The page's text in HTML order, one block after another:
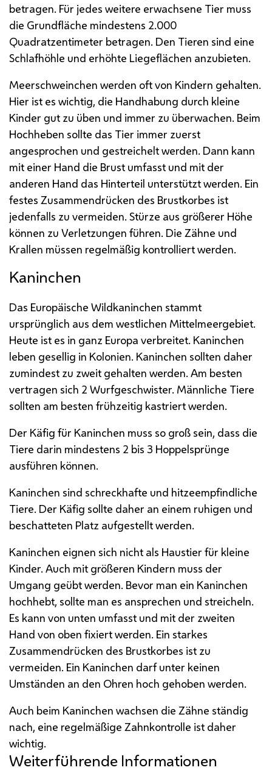
betragen. Für jedes weitere erwachsene Tier muss
die Grundfläche mindestens 2.000
Quadratzentimeter betragen. Den Tieren sind eine
Schlafhöhle und erhöhte Liegeflächen anzubieten.
Meerschweinchen werden oft von Kindern gehalten.
Hier ist es wichtig, die Handhabung durch kleine
Kinder gut zu üben und immer zu überwachen. Beim
Hochheben sollte das Tier immer zuerst
angesprochen und gestreichelt werden. Dann kann
mit einer Hand die Brust umfasst und mit der
anderen Hand das Hinterteil unterstützt werden. Ein
festes Zusammendrücken des Brustkorbes ist
jedenfalls zu vermeiden. Stürze aus größerer Höhe
können zu Verletzungen führen. Die Zähne und
Krallen müssen regelmäßig kontrolliert werden.
Kaninchen
Das Europäische Wildkaninchen stammt
ursprünglich aus dem westlichen Mittelmeergebiet.
Heute ist es in ganz Europa verbreitet. Kaninchen
leben gesellig in Kolonien. Kaninchen sollten daher
zumindest zu zweit gehalten werden. Am besten
vertragen sich 2 Wurfgeschwister. Männliche Tiere
sollten am besten frühzeitig kastriert werden.
Der Käfig für Kaninchen muss so groß sein, dass die
Tiere darin mindestens 2 bis 3 Hoppelsprünge
ausführen können.
Kaninchen sind schreckhafte und hitzeempfindliche
Tiere. Der Käfig sollte daher an einem ruhigen und
beschatteten Platz aufgestellt werden.
Kaninchen eignen sich nicht als Haustier für kleine
Kinder. Auch mit größeren Kindern muss der
Umgang geübt werden. Bevor man ein Kaninchen
hochhebt, sollte man es ansprechen und streicheln.
Es kann von unten umfasst und mit der zweiten
Hand von oben fixiert werden. Ein starkes
Zusammendrücken des Brustkorbes ist zu
vermeiden. Ein Kaninchen darf unter keinen
Umständen an den Ohren hoch gehoben werden.
Auch beim Kaninchen wachsen die Zähne ständig
nach, eine regelmäßige Zahnkontrolle ist daher
wichtig.
Weiterführende Informationen